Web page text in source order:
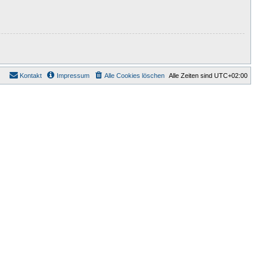
Alle Zeiten sind UTC+02:00
Alle Cookies löschen
Impressum
Kontakt